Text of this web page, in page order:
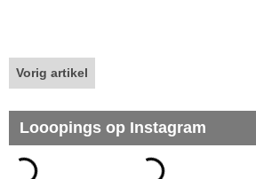
Vorig artikel
Looopings op Instagram